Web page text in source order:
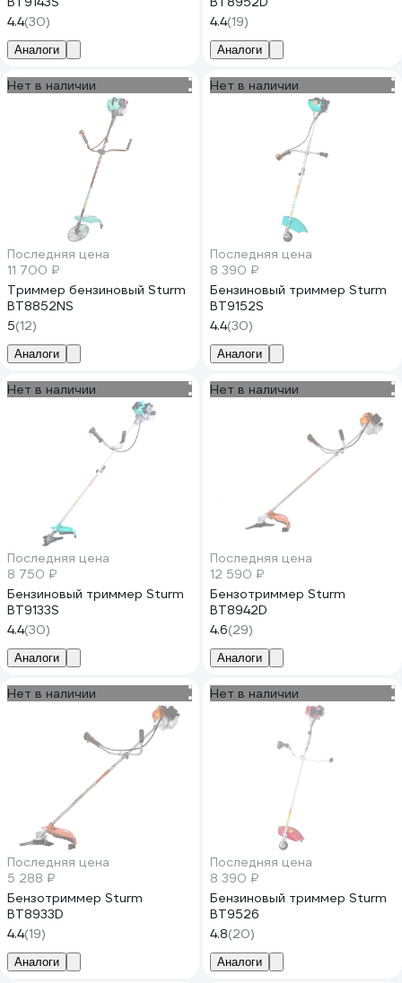
4.4(30)
Аналоги
4.4(19)
Аналоги
Нет в наличии
Последняя цена
11 700 ₽
Триммер бензиновый Sturm
BT8852NS
5(12)
Аналоги
Нет в наличии
Последняя цена
8 390 ₽
Бензиновый триммер Sturm
BT9152S
4.4(30)
Аналоги
Нет в наличии
Последняя цена
8 750 ₽
Бензиновый триммер Sturm
BT9133S
4.4(30)
Аналоги
Нет в наличии
Последняя цена
12 590 ₽
Бензотриммер Sturm
BT8942D
4.6(29)
Аналоги
Нет в наличии
Последняя цена
5 288 ₽
Бензотриммер Sturm
BT8933D
4.4(19)
Аналоги
Нет в наличии
Последняя цена
8 390 ₽
Бензиновый триммер Sturm
BT9526
4.8(20)
Аналоги